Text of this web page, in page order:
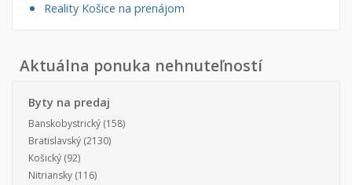
Reality Košice na prenájom
Aktuálna ponuka nehnuteľností
Byty na predaj
Banskobystrický (158)
Bratislavský (2130)
Košický (92)
Nitriansky (116)